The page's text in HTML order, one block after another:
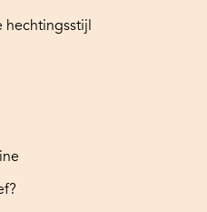
hechtingsstijl